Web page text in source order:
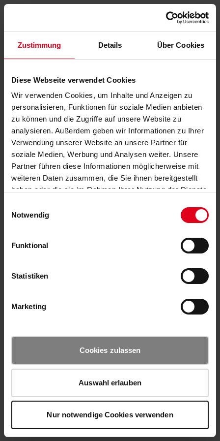
Zustimmung Details Über Cookies
Diese Webseite verwendet Cookies
Wir verwenden Cookies, um Inhalte und Anzeigen zu
personalisieren, Funktionen für soziale Medien anbieten
zu können und die Zugriffe auf unsere Website zu
analysieren. Außerdem geben wir Informationen zu Ihrer
Verwendung unserer Website an unsere Partner für
soziale Medien, Werbung und Analysen weiter. Unsere
Partner führen diese Informationen möglicherweise mit
weiteren Daten zusammen, die Sie ihnen bereitgestellt
haben oder die sie im Rahmen Ihrer Nutzung der Dienste
Notwendig
Funktional
Statistiken
Marketing
Cookies zulassen
Auswahl erlauben
Nur notwendige Cookies verwenden